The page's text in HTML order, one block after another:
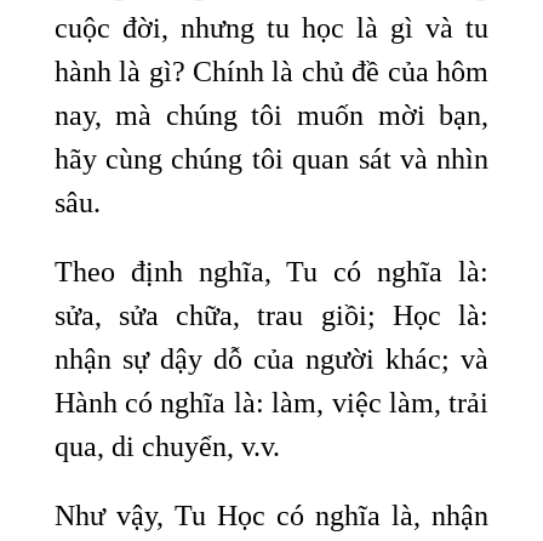
cuộc đời, nhưng tu học là gì và tu
hành là gì? Chính là chủ đề của hôm
nay, mà chúng tôi muốn mời bạn,
hãy cùng chúng tôi quan sát và nhìn
sâu.
Theo định nghĩa, Tu có nghĩa là:
sửa, sửa chữa, trau giồi; Học là:
nhận sự dậy dỗ của người khác; và
Hành có nghĩa là: làm, việc làm, trải
qua, di chuyển, v.v.
Như vậy, Tu Học có nghĩa là, nhận